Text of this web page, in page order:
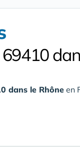
dans le Rhône en